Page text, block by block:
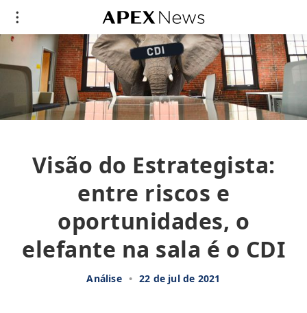
Visão do Estrategista:
entre riscos e
oportunidades, o
elefante na sala é o CDI
Análise • 22 de jul de 2021